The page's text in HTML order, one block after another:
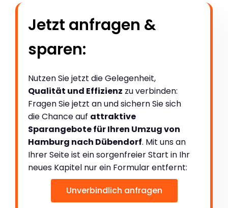
Jetzt anfragen &
sparen:
Nutzen Sie jetzt die Gelegenheit,
Qualität und Effizienz zu verbinden:
Fragen Sie jetzt an und sichern Sie sich
die Chance auf attraktive
Sparangebote für Ihren Umzug von
Hamburg nach Dübendorf. Mit uns an
Ihrer Seite ist ein sorgenfreier Start in Ihr
neues Kapitel nur ein Formular entfernt:
Unverbindlich anfragen